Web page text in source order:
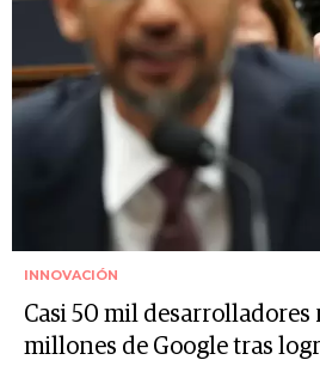
INNOVACIÓN
Casi 50 mil desarrolladores
millones de Google tras